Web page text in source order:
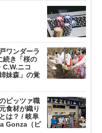
ワンダーラ
続き「桜の
C.W.ニコ
妹森」の覚
ピッツァ職
食材が織り
は？ / 岐阜
Gonza（ピ